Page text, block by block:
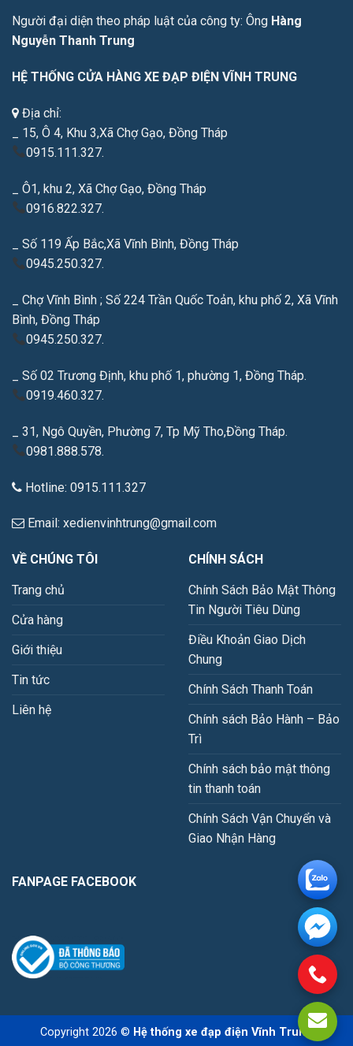
Người đại diện theo pháp luật của công ty: Ông Hàng
Nguyễn Thanh Trung
HỆ THỐNG CỬA HÀNG XE ĐẠP ĐIỆN VĨNH TRUNG
Địa chỉ:
_ 15, Ô 4, Khu 3,Xã Chợ Gạo, Đồng Tháp
0915.111.327.
_ Ô1, khu 2, Xã Chợ Gạo, Đồng Tháp
0916.822.327.
_ Số 119 Ấp Bắc,Xã Vĩnh Bình, Đồng Tháp
0945.250.327.
_ Chợ Vĩnh Bình ; Số 224 Trần Quốc Toản, khu phố 2, Xã Vĩnh
Bình, Đồng Tháp
0945.250.327.
_ Số 02 Trương Định, khu phố 1, phường 1, Đồng Tháp.
0919.460.327.
_ 31, Ngô Quyền, Phường 7, Tp Mỹ Tho,Đồng Tháp.
0981.888.578.
Hotline: 0915.111.327
Email: xedienvinhtrung@gmail.com
VỀ CHÚNG TÔI
Trang chủ
Cửa hàng
Giới thiệu
Tin tức
Liên hệ
CHÍNH SÁCH
Chính Sách Bảo Mật Thông
Tin Người Tiêu Dùng
Điều Khoản Giao Dịch
Chung
Chính Sách Thanh Toán
Chính sách Bảo Hành – Bảo
Trì
Chính sách bảo mật thông
tin thanh toán
Chính Sách Vận Chuyển và
Giao Nhận Hàng
FANPAGE FACEBOOK
Copyright 2026 © Hệ thống xe đạp điện Vĩnh Trung